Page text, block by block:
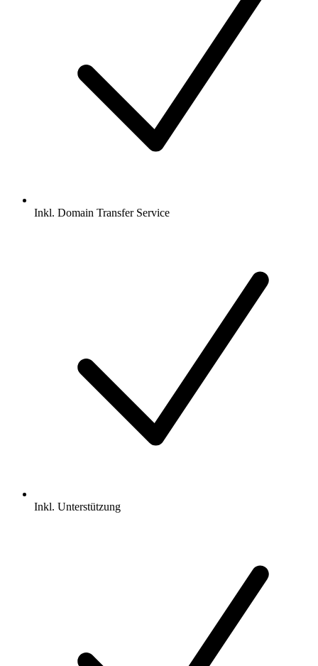
Inkl. Domain Transfer Service
Inkl. Unterstützung